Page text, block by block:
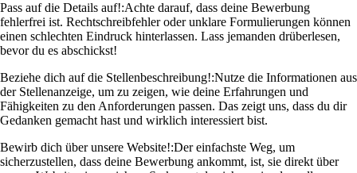
Pass auf die Details auf!:Achte darauf, dass deine Bewerbung
fehlerfrei ist. Rechtschreibfehler oder unklare Formulierungen können
einen schlechten Eindruck hinterlassen. Lass jemanden drüberlesen,
bevor du es abschickst!
Beziehe dich auf die Stellenbeschreibung!:Nutze die Informationen aus
der Stellenanzeige, um zu zeigen, wie deine Erfahrungen und
Fähigkeiten zu den Anforderungen passen. Das zeigt uns, dass du dir
Gedanken gemacht hast und wirklich interessiert bist.
Bewirb dich über unsere Website!:Der einfachste Weg, um
sicherzustellen, dass deine Bewerbung ankommt, ist, sie direkt über